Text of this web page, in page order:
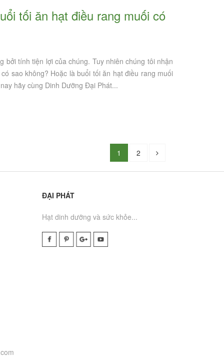
tính tiện lợi của chúng. Tuy nhiên chúng tôi nhận
sao không? Hoặc là buổi tối ăn hạt điều rang muối
hãy cùng Dinh Dưỡng Đại Phát...
1 2
ĐẠI PHÁT
Hạt dinh dưỡng và sức khỏe...